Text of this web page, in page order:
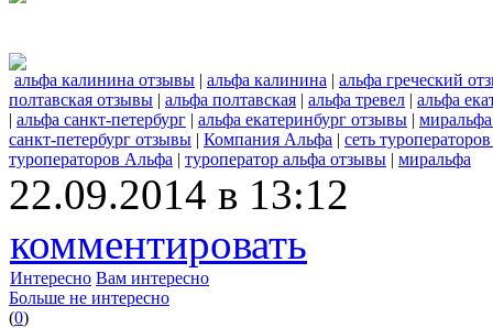
альфа калинина отзывы | альфа калинина | альфа греческий
полтавская отзывы | альфа полтавская | альфа тревел | альфа
| альфа санкт-петербург | альфа екатеринбург отзывы |
санкт-петербург отзывы | Компания Альфа | сеть
туроператоров Альфа | туроператор альфа отзывы | миральфа
22.09.2014 в 13:12
комментировать
Интересно Вам интересно
Больше не интересно
(0)